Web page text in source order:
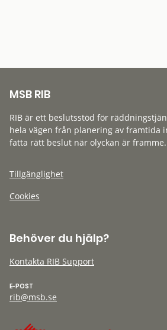
MSB RIB
RIB är ett beslutsstöd för
hela vägen från planering av framtida
fatta rätt beslut när olyckan är framme.
Tillgänglighet
Cookies
Behöver du hjälp?
Kontakta RIB Support
E-POST
rib@msb.se